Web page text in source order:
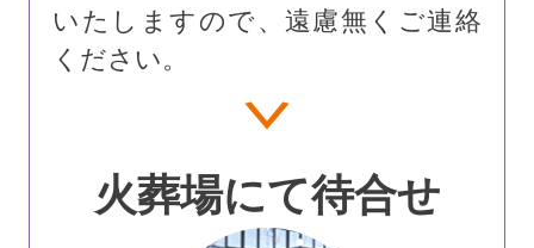
いたしますので、遠慮無くご連絡
ください。
火葬場にて待合せ